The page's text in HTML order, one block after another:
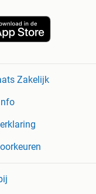
Zakelijk